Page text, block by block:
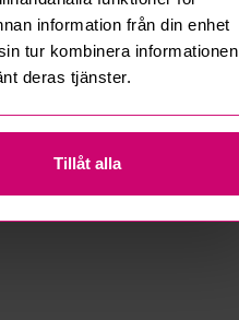
information från din enhet
tur kombinera informationen
deras tjänster.
Tillåt alla